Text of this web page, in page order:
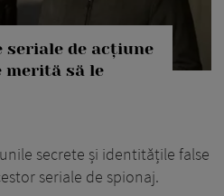
seriale de acțiune
merită să le
secrete și identitățile false
seriale de spionaj.